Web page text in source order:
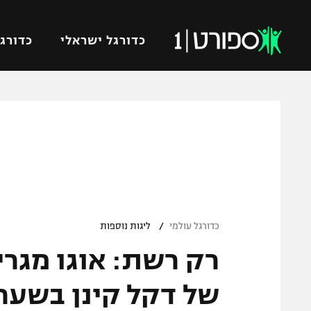
כדורגל ישראלי
ברחבה
"מעל הליגה" – פודקאסט
"מחצית בשכונה" – פודקאסט
מכבי
בית"ר
כדורגל עולמי / ליגות נוספות
רק רשת: אוגו
של דקל קינן